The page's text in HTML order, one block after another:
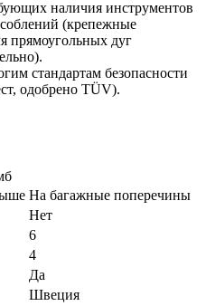
наличия инструментов
(крепежные
прямоугольных дуг
стандартам безопасности
одобрено TÜV).
На багажные поперечины
Нет
6
4
Да
Швеция